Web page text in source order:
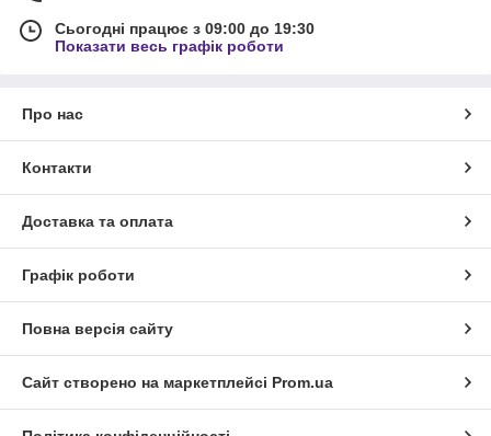
Сьогодні працює з 09:00 до 19:30
Показати весь графік роботи
Про нас
Контакти
Доставка та оплата
Графік роботи
Повна версія сайту
Сайт створено на маркетплейсі Prom.ua